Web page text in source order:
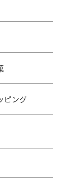
ピング